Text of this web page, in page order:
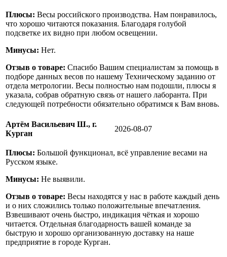
Плюсы: Весы российского производства. Нам понравилось,
что хорошо читаются показания. Благодаря голубой
подсветке их видно при любом освещении.
Минусы: Нет.
Отзыв о товаре: Спасибо Вашим специалистам за помощь в
подборе данных весов по нашему Техническому заданию от
отдела метрологии. Весы полностью нам подошли, плюсы я
указала, собрав обратную связь от нашего лаборанта. При
следующей потребности обязательно обратимся к Вам вновь.
Артём Васильевич Ш., г.
Курган
2026-08-07
Плюсы: Большой функционал, всё управление весами на
Русском языке.
Минусы: Не выявили.
Отзыв о товаре: Весы находятся у нас в работе каждый день
и о них сложились только положительные впечатления.
Взвешивают очень быстро, индикация чёткая и хорошо
читается. Отдельная благодарность вашей команде за
быструю и хорошо организованную доставку на наше
предприятие в городе Курган.